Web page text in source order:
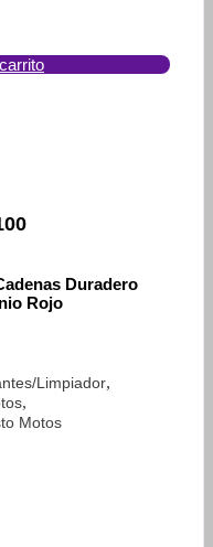
Duradero
Rojo
Limpiador,
,
Motos